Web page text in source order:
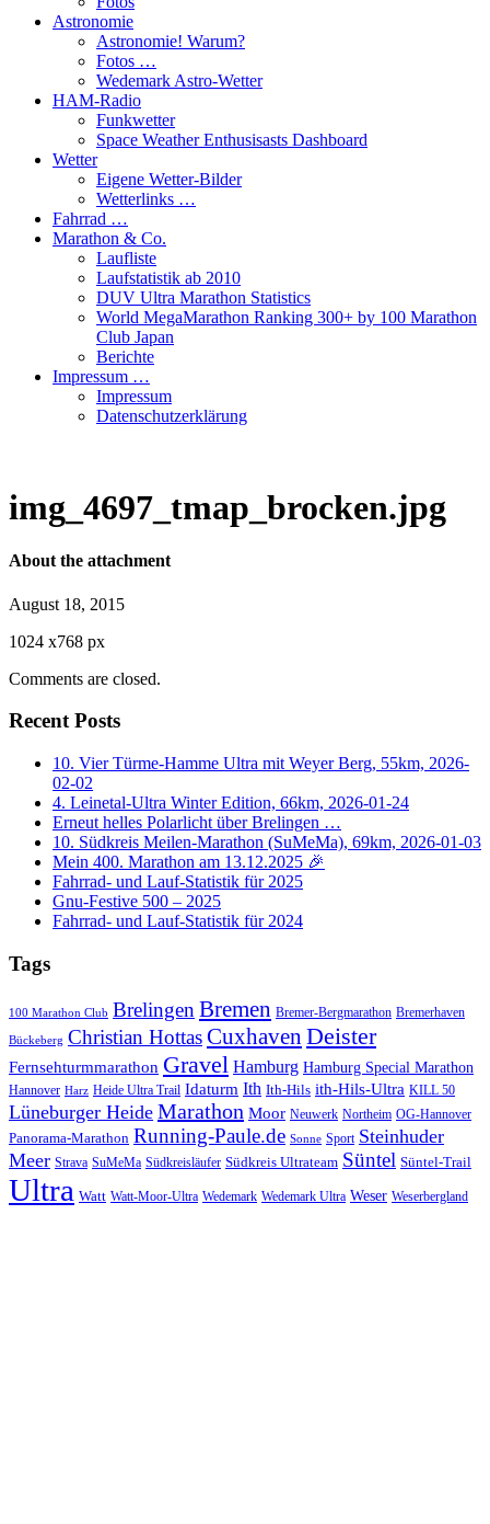
Astronomie
Astronomie! Warum?
Fotos …
Wedemark Astro-Wetter
HAM-Radio
Funkwetter
Space Weather Enthusisasts Dashboard
Wetter
Eigene Wetter-Bilder
Wetterlinks …
Fahrrad …
Marathon & Co.
Laufliste
Laufstatistik ab 2010
DUV Ultra Marathon Statistics
World MegaMarathon Ranking 300+ by 100 Marathon
Club Japan
Berichte
Impressum …
Impressum
Datenschutzerklärung
img_4697_tmap_brocken.jpg
About the attachment
August 18, 2015
1024 x768 px
Comments are closed.
Recent Posts
10. Vier Türme-Hamme Ultra mit Weyer Berg, 55km, 2026-
02-02
4. Leinetal-Ultra Winter Edition, 66km, 2026-01-24
Erneut helles Polarlicht über Brelingen …
10. Südkreis Meilen-Marathon (SuMeMa), 69km, 2026-01-03
Mein 400. Marathon am 13.12.2025 🎉
Fahrrad- und Lauf-Statistik für 2025
Gnu-Festive 500 – 2025
Fahrrad- und Lauf-Statistik für 2024
Tags
100 Marathon Club BrelingenBremen Bremer-Bergmarathon Bremerhaven
Bückeberg Christian HottasCuxhaven Deister
Fernsehturmmarathon Gravel Hamburg Hamburg Special Marathon
Hannover Harz Heide Ultra Trail Idaturm Ith Ith-Hils ith-Hils-Ultra KILL 50
Lüneburger Heide Marathon Moor Neuwerk Northeim OG-Hannover
Panorama-Marathon Running-Paule.de Sonne Sport Steinhuder
Meer Strava SuMeMa Südkreisläufer Südkreis Ultrateam Süntel Süntel-Trail
Ultra Watt Watt-Moor-Ultra Wedemark Wedemark Ultra Weser Weserbergland